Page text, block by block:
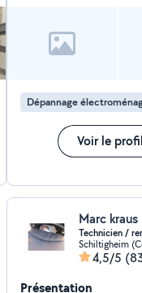
Dépannage
Voir le profil
Marc kraus
Technicien /
Schiltigheim
4,5/5
Présentation